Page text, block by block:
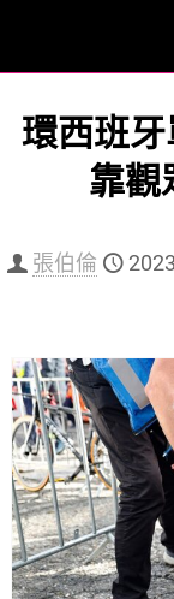
環西班牙
靠觀
張伯倫